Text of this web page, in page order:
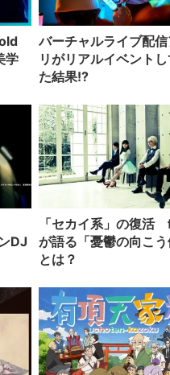
学
バーチャルライブ配
リがリアルイベント
た結果!?
DJ
「セカイ系」の復活
が語る「憂鬱の向こう
とは？